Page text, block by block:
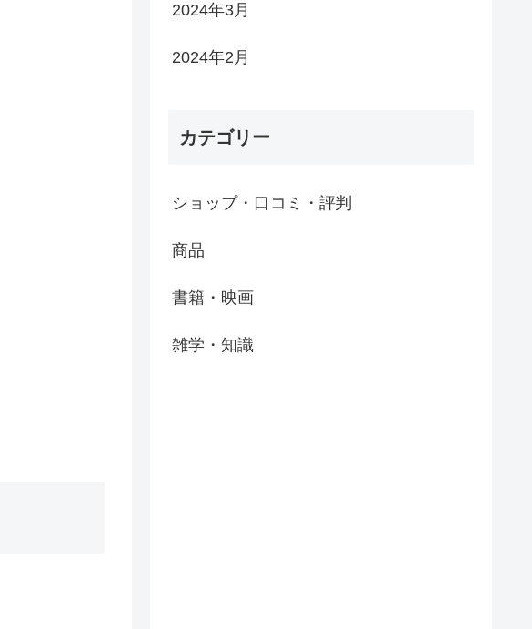
2024年3月
2024年2月
カテゴリー
ショップ・口コミ・評判
商品
書籍・映画
雑学・知識